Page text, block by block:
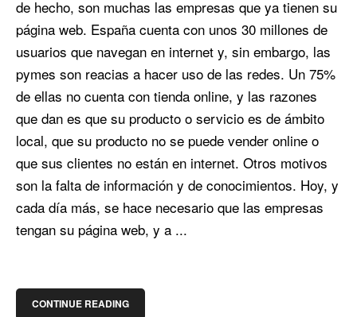
de hecho, son muchas las empresas que ya tienen su
página web. España cuenta con unos 30 millones de
usuarios que navegan en internet y, sin embargo, las
pymes son reacias a hacer uso de las redes. Un 75%
de ellas no cuenta con tienda online, y las razones
que dan es que su producto o servicio es de ámbito
local, que su producto no se puede vender online o
que sus clientes no están en internet. Otros motivos
son la falta de información y de conocimientos. Hoy, y
cada día más, se hace necesario que las empresas
tengan su página web, y a ...
CONTINUE READING